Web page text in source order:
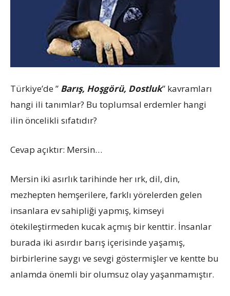
Türkiye’de ” Barış, Hoşgörü, Dostluk” kavramları
hangi ili tanımlar? Bu toplumsal erdemler hangi
ilin öncelikli sıfatıdır?
Cevap açıktır: Mersin…
Mersin iki asırlık tarihinde her ırk, dil, din,
mezhepten hemşerilere, farklı yörelerden gelen
insanlara ev sahipliği yapmış, kimseyi
ötekileştirmeden kucak açmış bir kenttir. İnsanlar
burada iki asırdır barış içerisinde yaşamış,
birbirlerine saygı ve sevgi göstermişler ve kentte bu
anlamda önemli bir olumsuz olay yaşanmamıştır.